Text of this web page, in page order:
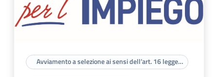
Avviamento a selezione ai sensi dell’art. 16 legge
56/87